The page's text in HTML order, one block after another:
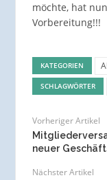
möchte, hat
Vorbereitung!!!
KATEGORIEN
SCHLAGWÖRTER
Vorheriger Artikel
neuer
Nächster Artikel